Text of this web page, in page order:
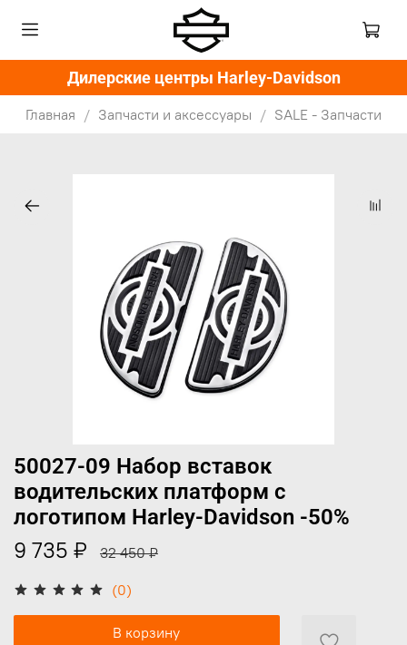
Дилерские центры Harley-Davidson
Главная Запчасти и аксессуары SALE - Запчасти
(0)
50027-09 Набор вставок
водительских платформ с
логотипом Harley-Davidson -50%
9 735 ₽ 32 450 ₽
В корзину